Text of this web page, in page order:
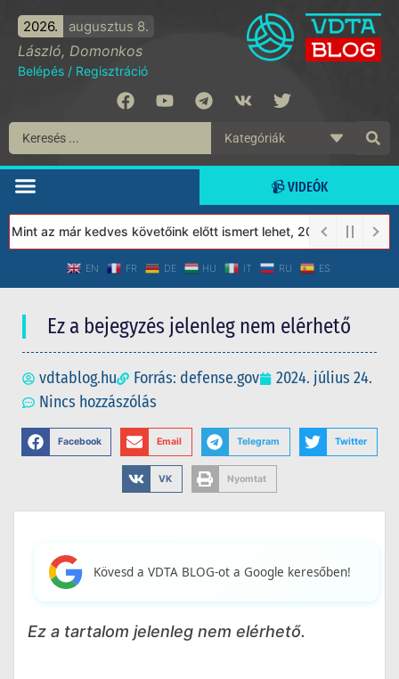
2026. augusztus 8.
László, Domonkos
Belépés / Regisztráció
📹 VIDEÓK
az már kedves követőink előtt ismert lehet, 2023-tól a Védett
EN FR DE HU IT RU ES
Ez a bejegyzés jelenleg nem elérhető
vdtablog.hu Forrás: defense.gov
2024. július 24.
Nincs hozzászólás
Facebook Email Telegram Twitter
VK Nyomtat
Kövesd a VDTA BLOG-ot a Google keresőben!
Ez a tartalom jelenleg nem elérhető.